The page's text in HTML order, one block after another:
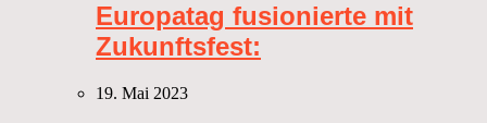
Europatag fusionierte mit
Zukunftsfest:
19. Mai 2023